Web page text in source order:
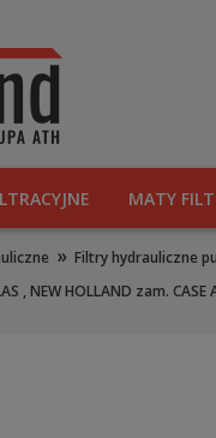
MATY
» Filtry hydrauliczne
, NEW HOLLAND zam.